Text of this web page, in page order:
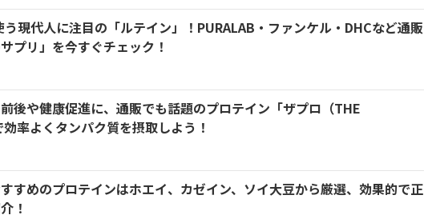
う現代人に注目の「ルテイン」！PURALAB・ファンケル・DHCなど通販
プリ」を今すぐチェック！
後や健康促進に、通販でも話題のプロテイン「ザプロ（THE
率よくタンパク質を摂取しよう！
すめのプロテインはホエイ、カゼイン、ソイ大豆から厳選、効果的で正
！